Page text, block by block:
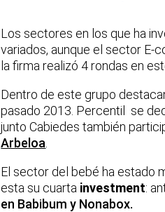
Los sectores en los que ha
variados, aunque el sector E-
la firma realizó 4 rondas en
Dentro de este grupo
pasado 2013. Percentil se
junto Cabiedes también
Arbeloa
El sector del bebé ha estado
esta su cuarta investment:
en Babibum y Nonabox.